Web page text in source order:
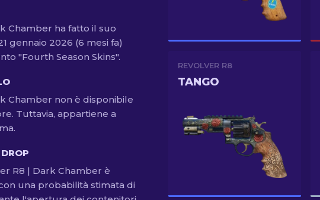
Chamber ha fatto il suo
gennaio 2026 (6 mesi fa)
"Fourth Season Skins".
Chamber non è disponibile
Tuttavia, appartiene a
R8 | Dark Chamber è
una probabilità stimata di
REVOLVER R8
TANGO